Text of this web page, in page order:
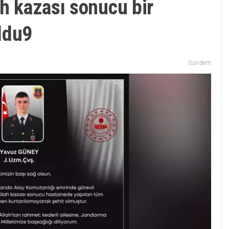
kazası sonucu bir
Gündem